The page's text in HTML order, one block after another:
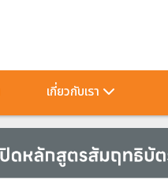
เกี่ยวกับเรา